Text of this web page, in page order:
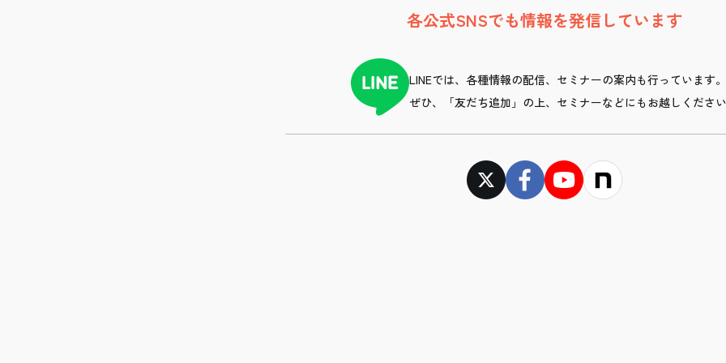
各公式SNSでも情報を発信しています
LINEでは、各種情報の配信、セミナーの案内も行っています。
ぜひ、「友だち追加」の上、セミナーなどにもお越しくださ